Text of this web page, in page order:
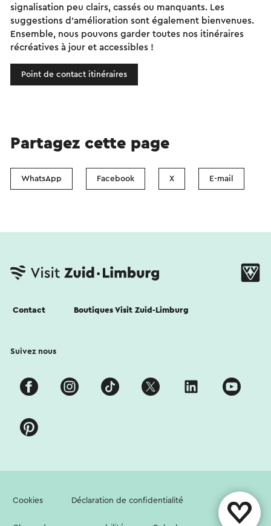
signalisation peu clairs, cassés ou manquants. Les
suggestions d'amélioration sont également bienvenues.
Ensemble, nous pouvons garder toutes nos itinéraires
récréatives à jour et accessibles !
Point de contact itinéraires
Partagez cette page
WhatsApp Facebook X E-mail
Contact Boutiques Visit Zuid-Limburg
Suivez nous
Cookies Déclaration de confidentialité